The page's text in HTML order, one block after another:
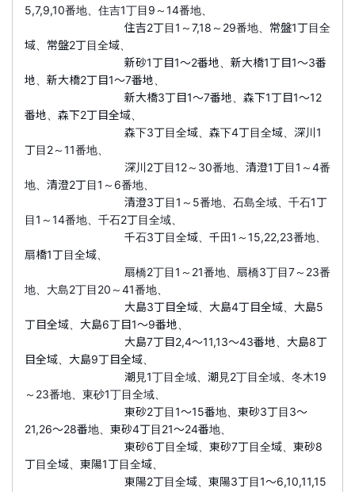
5,7,9,10番地、住吉1丁目9～14番地、
住吉2丁目1～7,18～29番地、常盤1丁目全
域、常盤2丁目全域、
新砂1丁目1～2番地、新大橋1丁目1～3番
地、新大橋2丁目1～7番地、
新大橋3丁目1～7番地、森下1丁目1～12
番地、森下2丁目全域、
森下3丁目全域、森下4丁目全域、深川1
丁目2～11番地、
深川2丁目12～30番地、清澄1丁目1～4番
地、清澄2丁目1～6番地、
清澄3丁目1～5番地、石島全域、千石1丁
目1～14番地、千石2丁目全域、
千石3丁目全域、千田1～15,22,23番地、
扇橋1丁目全域、
扇橋2丁目1～21番地、扇橋3丁目7～23番
地、大島2丁目20～41番地、
大島3丁目全域、大島4丁目全域、大島5
丁目全域、大島6丁目1～9番地、
大島7丁目2,4～11,13～43番地、大島8丁
目全域、大島9丁目全域、
潮見1丁目全域、潮見2丁目全域、冬木19
～23番地、東砂1丁目全域、
東砂2丁目1～15番地、東砂3丁目3～
21,26～28番地、東砂4丁目21～24番地、
東砂6丁目全域、東砂7丁目全域、東砂8
丁目全域、東陽1丁目全域、
東陽2丁目全域、東陽3丁目1～6,10,11,15